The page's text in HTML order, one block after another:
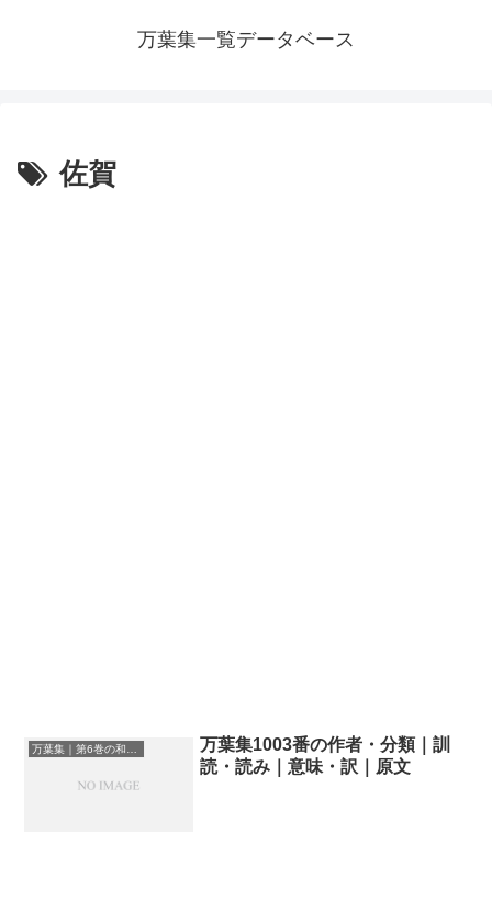
万葉集一覧データベース
佐賀
万葉集1003番の作者・分類｜訓
読・読み｜意味・訳｜原文